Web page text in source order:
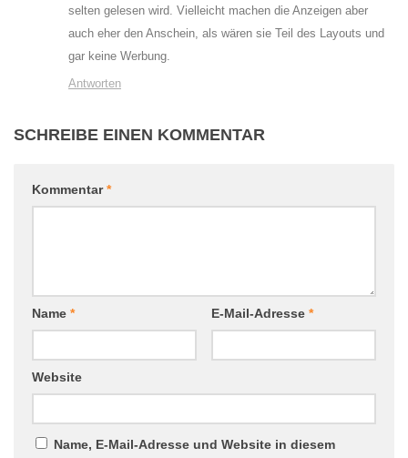
selten gelesen wird. Vielleicht machen die Anzeigen aber
auch eher den Anschein, als wären sie Teil des Layouts und
gar keine Werbung.
Antworten
SCHREIBE EINEN KOMMENTAR
Kommentar*
Name * E-Mail-Adresse *
Website
Name, E-Mail-Adresse und Website in diesem